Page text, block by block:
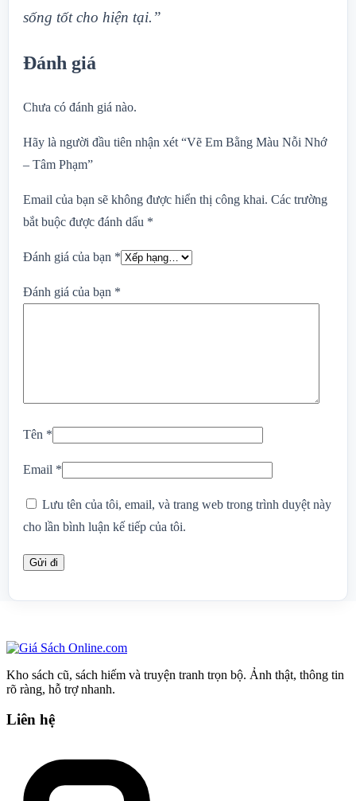
sống tốt cho hiện tại.”
Đánh giá
Chưa có đánh giá nào.
Hãy là người đầu tiên nhận xét “Vẽ Em Bằng Màu Nỗi Nhớ
– Tâm Phạm”
Email của bạn sẽ không được hiển thị công khai. Các trường
bắt buộc được đánh dấu *
Đánh giá của bạn *
Đánh giá của bạn *
Tên *
Email *
Lưu tên của tôi, email, và trang web trong trình duyệt này
cho lần bình luận kế tiếp của tôi.
Kho sách cũ, sách hiếm và truyện tranh trọn bộ. Ảnh thật, thông tin
rõ ràng, hỗ trợ nhanh.
Liên hệ